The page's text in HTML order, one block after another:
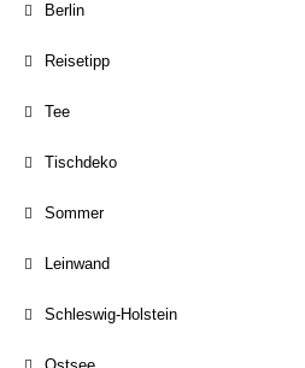
Berlin
Reisetipp
Tee
Tischdeko
Sommer
Leinwand
Schleswig-Holstein